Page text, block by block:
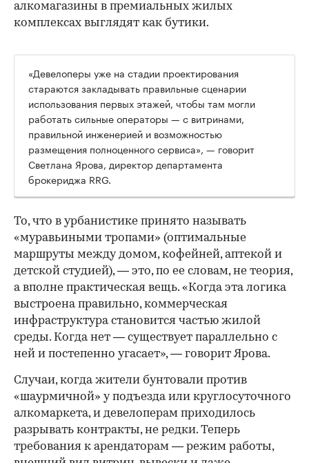
алкомагазины в премиальных жилых
комплексах выглядят как бутики.
00:00
«Девелоперы уже на стадии проектирования
стараются закладывать правильные сценарии
использования первых этажей, чтобы там могли
работать сильные операторы — с витринами,
правильной инженерией и возможностью
размещения полноценного сервиса», — говорит
Светлана Ярова, директор департамента
брокериджа RRG.
То, что в урбанистике принято называть
«муравьиными тропами» (оптимальные
маршруты между домом, кофейней, аптекой и
детской студией), — это, по ее словам, не теория,
а вполне практическая вещь. «Когда эта логика
выстроена правильно, коммерческая
инфраструктура становится частью жилой
среды. Когда нет — существует параллельно с
ней и постепенно угасает», — говорит Ярова.
Случаи, когда жители бунтовали против
«шаурмичной» у подъезда или круглосуточного
алкомаркета, и девелоперам приходилось
разрывать контракты, не редки. Теперь
требования к арендаторам — режим работы,